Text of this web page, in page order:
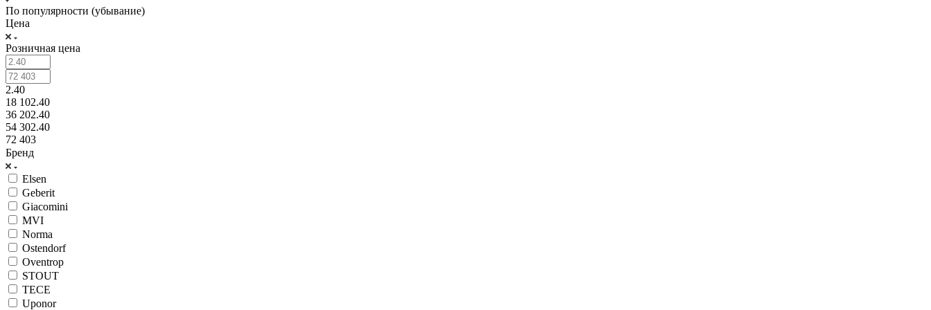
По популярности (убывание)
Цена
Розничная цена
2.40
18 102.40
36 202.40
54 302.40
72 403
Бренд
Elsen
Geberit
Giacomini
MVI
Norma
Ostendorf
Oventrop
STOUT
TECE
Uponor